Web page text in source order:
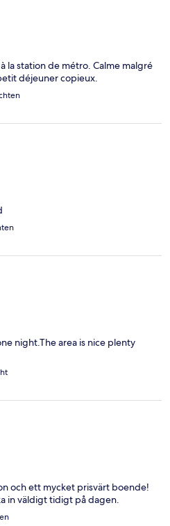
la station de métro. Calme malgré
déjeuner copieux.
night.The area is nice plenty
och ett mycket prisvärt boende!
in väldigt tidigt på dagen.